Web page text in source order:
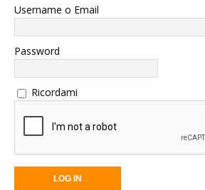
Username o Email
Password
Ricordami